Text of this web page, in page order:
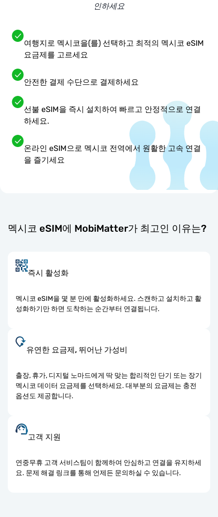
인하세요
여행지로 멕시코을(를) 선택하고 최적의 멕시코 eSIM
요금제를 고르세요
안전한 결제 수단으로 결제하세요
선불 eSIM을 즉시 설치하여 빠르고 안정적으로 연결
하세요.
온라인 eSIM으로 멕시코 전역에서 원활한 고속 연결
을 즐기세요
멕시코 eSIM에 MobiMatter가 최고인 이유는?
즉시 활성화
멕시코 eSIM을 몇 분 만에 활성화하세요. 스캔하고 설치하고 활
성화하기만 하면 도착하는 순간부터 연결됩니다.
유연한 요금제, 뛰어난 가성비
출장, 휴가, 디지털 노마드에게 딱 맞는 합리적인 단기 또는 장기
멕시코 데이터 요금제를 선택하세요. 대부분의 요금제는 충전
옵션도 제공합니다.
고객 지원
연중무휴 고객 서비스팀이 함께하여 안심하고 연결을 유지하세
요. 문제 해결 링크를 통해 언제든 문의하실 수 있습니다.